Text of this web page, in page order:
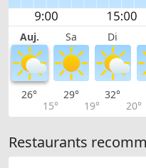
Auj. Sa Di
26°
15°
29°
19°
32°
20°
Restaurants